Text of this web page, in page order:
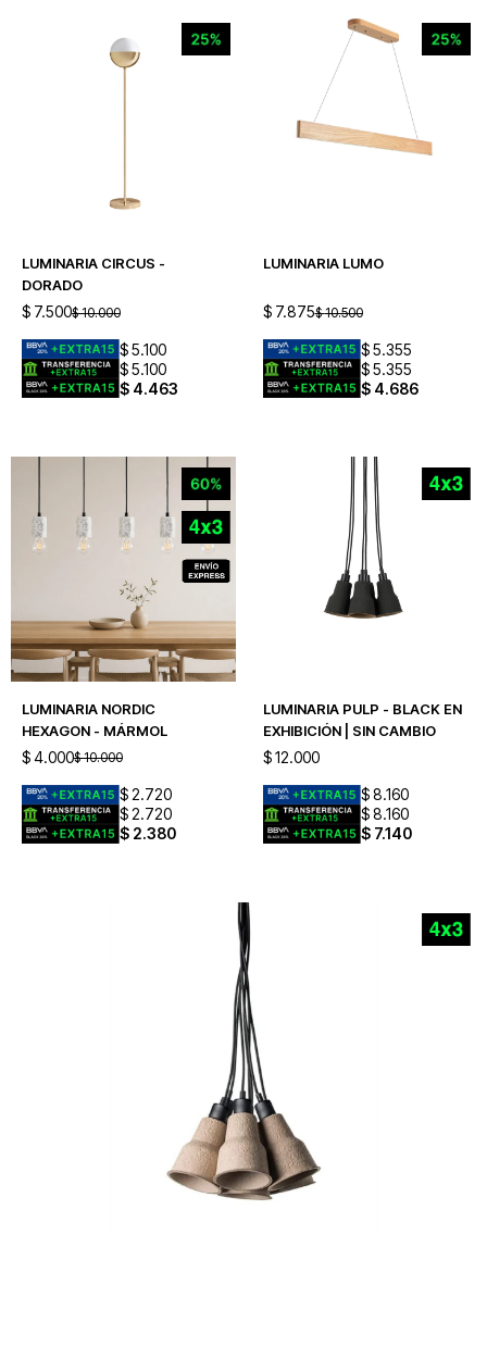
LUMINARIA CIRCUS -
DORADO
$ 7.500$ 10.000
$5.100
$5.100
$ 4.463
LUMINARIA LUMO
$ 7.875$ 10.500
$ 5.355
$ 5.355
$ 4.686
LUMINARIA NORDIC
HEXAGON - MÁRMOL
$4.000$ 10.000
$ 2.720
$ 2.720
$ 2.380
LUMINARIA PULP - BLACK EN
EXHIBICIÓN | SIN CAMBIO
$ 12.000
$ 8.160
$ 8.160
$ 7.140